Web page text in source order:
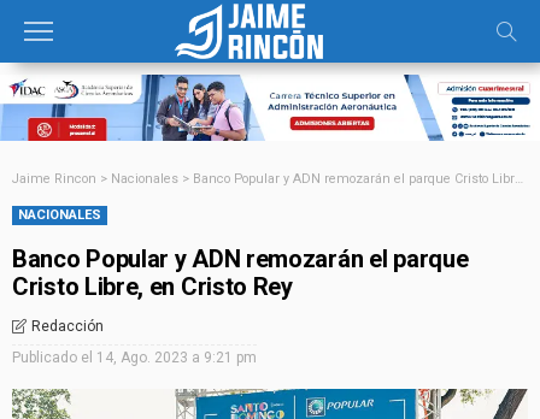
Jaime Rincon > Nacionales > Banco Popular y ADN remozarán el parque Cristo Libre, en Cristo Rey
NACIONALES
Banco Popular y ADN remozarán el parque
Cristo Libre, en Cristo Rey
Redacción
Publicado el 14, Ago. 2023 a 9:21 pm